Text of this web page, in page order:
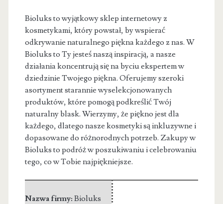
Bioluks to wyjątkowy sklep internetowy z
kosmetykami, który powstał, by wspierać
odkrywanie naturalnego piękna każdego z nas. W
Bioluks to Ty jesteś naszą inspiracją, a nasze
działania koncentrują się na byciu ekspertem w
dziedzinie Twojego piękna. Oferujemy szeroki
asortyment starannie wyselekcjonowanych
produktów, które pomogą podkreślić Twój
naturalny blask. Wierzymy, że piękno jest dla
każdego, dlatego nasze kosmetyki są inkluzywne i
dopasowane do różnorodnych potrzeb. Zakupy w
Bioluks to podróż w poszukiwaniu i celebrowaniu
tego, co w Tobie najpiękniejsze.
Nazwa firmy: Bioluks